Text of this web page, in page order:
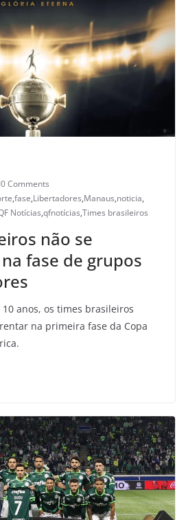
0 Comments
,fase,Libertadores,Manaus,noticia,
Notícias,qfnotícias,Times brasileiros
não se
fase de grupos
anos, os times brasileiros
na primeira fase da Copa